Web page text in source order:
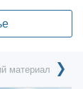
материал